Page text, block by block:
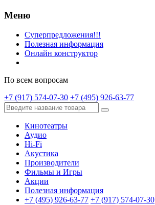
Меню
Суперпредложения!!!
Полезная информация
Онлайн конструктор
По всем вопросам
+7 (917) 574-07-30 +7 (495) 926-63-77
Кинотеатры
Аудио
Hi-Fi
Акустика
Производители
Фильмы и Игры
Акции
Полезная информация
+7 (495) 926-63-77 +7 (917) 574-07-30